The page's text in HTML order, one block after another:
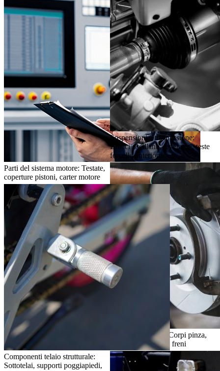
Parti del sistema motore: Testate,
coperture pistoni, carter motore
Sospensioni e trasmissione:
Bracci oscillanti, leveraggi, teste
forcella anteriore
Componenti freni: Corpi pinza,
supporti montaggio freni
Componenti telaio strutturale:
Sottotelai, supporti poggiapiedi,